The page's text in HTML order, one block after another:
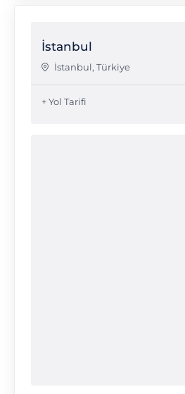
İstanbul
İstanbul , Türkiye
+ Yol Tarifi